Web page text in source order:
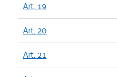
Art. 19
Art. 20
Art. 21